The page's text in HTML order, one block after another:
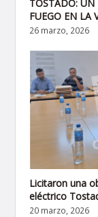
TOSTADO: UN
FUEGO EN LA
26 marzo, 2026
Licitaron una
eléctrico
20 marzo, 2026